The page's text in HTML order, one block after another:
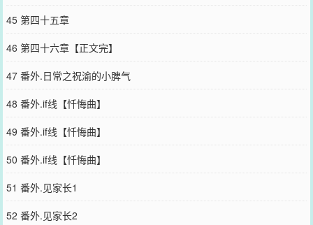
45 第四十五章
46 第四十六章【正文完】
47 番外.日常之祝渝的小脾气
48 番外.if线【忏悔曲】
49 番外.if线【忏悔曲】
50 番外.if线【忏悔曲】
51 番外.见家长1
52 番外.见家长2